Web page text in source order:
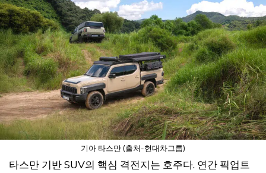
기아 타스만 (출처-현대차그룹)
타스만 기반 SUV의 핵심 격전지는 호주다. 연간 픽업트